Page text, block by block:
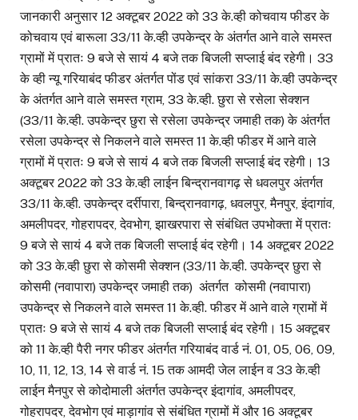
जानकारी अनुसार 12 अक्टूबर 2022 को 33 के.व्ही कोचवाय फीडर के
कोचवाय एवं बारूला 33/11 के.व्ही उपकेन्द्र के अंतर्गत आने वाले समस्त
ग्रामों में प्रातः 9 बजे से सायं 4 बजे तक बिजली सप्लाई बंद रहेगी। 33
के व्ही न्यू गरियाबंद फीडर अंतर्गत पोंड एवं सांकरा 33/11 के.व्ही उपकेन्द्र
के अंतर्गत आने वाले समस्त ग्राम, 33 के.व्ही. छुरा से रसेला सेक्शन
(33/11 के.व्ही. उपकेन्द्र छुरा से रसेला उपकेन्द्र जमाही तक) के अंतर्गत
रसेला उपकेन्द्र से निकलने वाले समस्त 11 के.व्ही फीडर में आने वाले
ग्रामों में प्रातः 9 बजे से सायं 4 बजे तक बिजली सप्लाई बंद रहेगी। 13
अक्टूबर 2022 को 33 के.व्ही लाईन बिन्द्रानवागढ़ से धवलपुर अंतर्गत
33/11 के.व्ही. उपकेन्द्र दर्रीपारा, बिन्द्रानवागढ़, धवलपुर, मैनपुर, इंदागांव,
अमलीपदर, गोहरापदर, देवभोग, झाखरपारा से संबंधित उपभोक्ता में प्रातः
9 बजे से सायं 4 बजे तक बिजली सप्लाई बंद रहेगी। 14 अक्टूबर 2022
को 33 के.व्ही छुरा से कोसमी सेक्शन (33/11 के.व्ही. उपकेन्द्र छुरा से
कोसमी (नवापारा) उपकेन्द्र जमाही तक) अंतर्गत कोसमी (नवापारा)
उपकेन्द्र से निकलने वाले समस्त 11 के.व्ही. फीडर में आने वाले ग्रामों में
प्रातः 9 बजे से सायं 4 बजे तक बिजली सप्लाई बंद रहेगी। 15 अक्टूबर
को 11 के.व्ही पैरी नगर फीडर अंतर्गत गरियाबंद वार्ड नं. 01, 05, 06, 09,
10, 11, 12, 13, 14 से वार्ड नं. 15 तक आमदी जेल लाईन व 33 के.व्ही
लाईन मैनपुर से कोदोमाली अंतर्गत उपकेन्द्र इंदागांव, अमलीपदर,
गोहरापदर, देवभोग एवं माड़ागांव से संबंधित ग्रामों में और 16 अक्टूबर